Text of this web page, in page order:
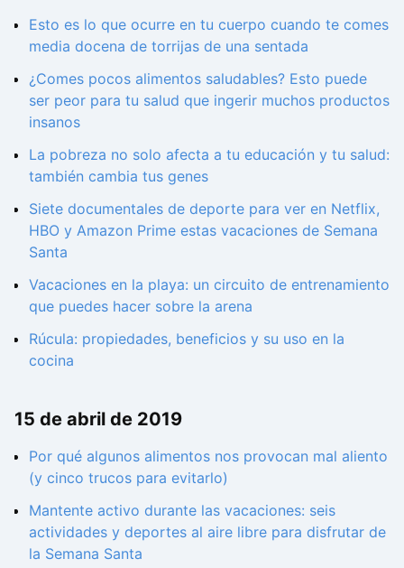
Esto es lo que ocurre en tu cuerpo cuando te comes
media docena de torrijas de una sentada
¿Comes pocos alimentos saludables? Esto puede
ser peor para tu salud que ingerir muchos productos
insanos
La pobreza no solo afecta a tu educación y tu salud:
también cambia tus genes
Siete documentales de deporte para ver en Netflix,
HBO y Amazon Prime estas vacaciones de Semana
Santa
Vacaciones en la playa: un circuito de entrenamiento
que puedes hacer sobre la arena
Rúcula: propiedades, beneficios y su uso en la
cocina
15 de abril de 2019
Por qué algunos alimentos nos provocan mal aliento
(y cinco trucos para evitarlo)
Mantente activo durante las vacaciones: seis
actividades y deportes al aire libre para disfrutar de
la Semana Santa